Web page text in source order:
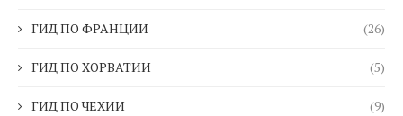
ГИД ПО ФРАНЦИИ (26)
ГИД ПО ХОРВАТИИ (5)
ГИД ПО ЧЕХИИ (9)